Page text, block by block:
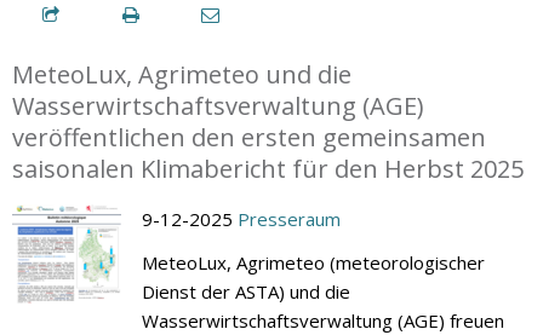
MeteoLux, Agrimeteo und die
Wasserwirtschaftsverwaltung (AGE)
veröffentlichen den ersten gemeinsamen
saisonalen Klimabericht für den Herbst 2025
9-12-2025 Presseraum
MeteoLux, Agrimeteo (meteorologischer
Dienst der ASTA) und die
Wasserwirtschaftsverwaltung (AGE) freuen